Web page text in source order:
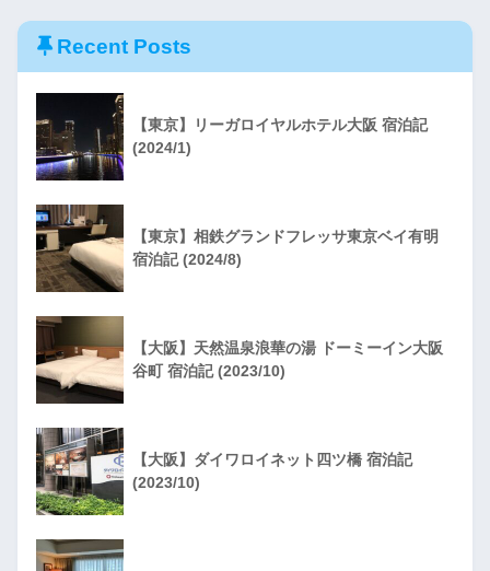
Recent Posts
【東京】リーガロイヤルホテル大阪 宿泊記
(2024/1)
【東京】相鉄グランドフレッサ東京ベイ有明
宿泊記 (2024/8)
【大阪】天然温泉浪華の湯 ドーミーイン大阪
谷町 宿泊記 (2023/10)
【大阪】ダイワロイネット四ツ橋 宿泊記
(2023/10)